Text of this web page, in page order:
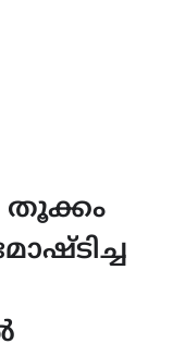
തൂക്കം